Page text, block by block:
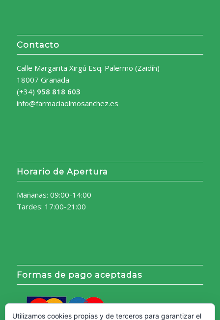
Contacto
Calle Margarita Xirgú Esq. Palermo (Zaidín)
18007 Granada
(+34) 958 818 603
info@farmaciaolmosanchez.es
Horario de Apertura
Mañanas: 09:00-14:00
Tardes: 17:00-21:00
Formas de pago aceptadas
Utilizamos cookies propias y de terceros para garantizar el